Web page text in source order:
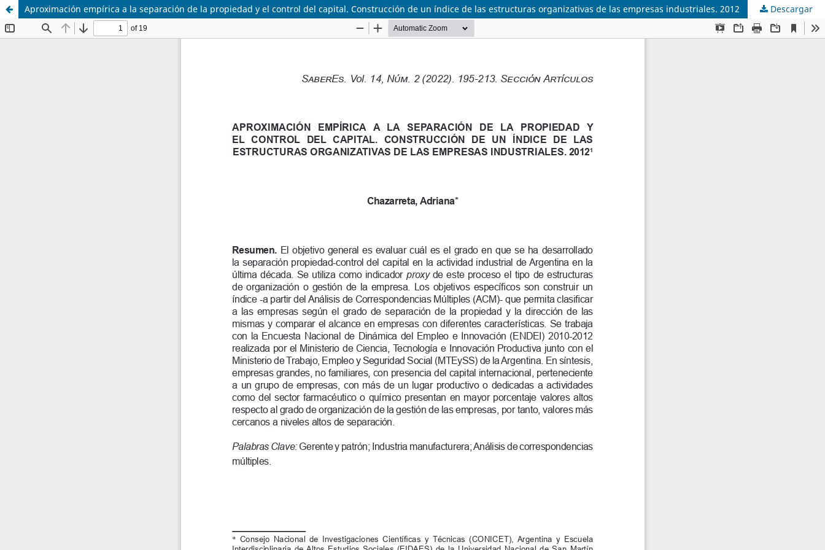
Aproximación empírica a la separación de la propiedad y el control del capital. Construcción de un índice de las estructuras organizativas de las empresas industriales. 2012 Descargar